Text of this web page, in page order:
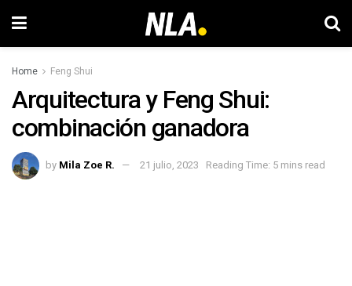
Home Feng Shui
Arquitectura y Feng Shui:
combinación ganadora
by Mila Zoe R. 21 julio, 2023 Reading Time: 5 mins read